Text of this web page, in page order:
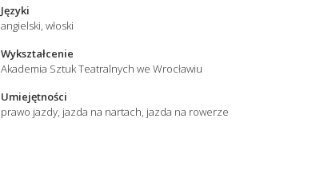
Języki
angielski, włoski
Wykształcenie
Akademia Sztuk Teatralnych we Wrocławiu
Umiejętności
prawo jazdy, jazda na nartach, jazda na rowerze